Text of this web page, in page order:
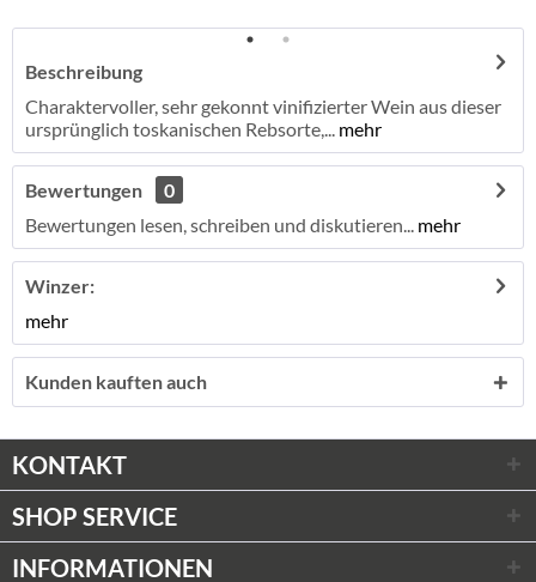
Beschreibung
Charaktervoller, sehr gekonnt vinifizierter Wein aus dieser
ursprünglich toskanischen Rebsorte,... mehr
Bewertungen
0
Bewertungen lesen, schreiben und diskutieren... mehr
Winzer:
mehr
Kunden kauften auch
KONTAKT
SHOP SERVICE
INFORMATIONEN